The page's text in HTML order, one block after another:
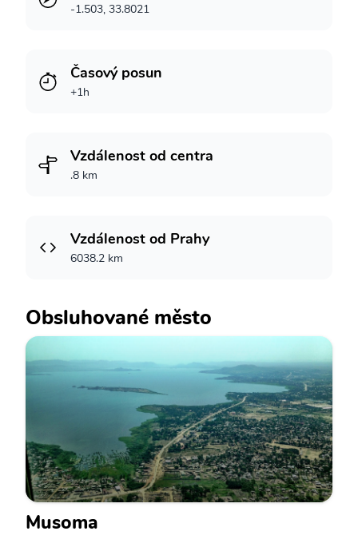
-1.503, 33.8021
Časový posun
+1h
Vzdálenost od centra
.8 km
Vzdálenost od Prahy
6038.2 km
Obsluhované město
Musoma